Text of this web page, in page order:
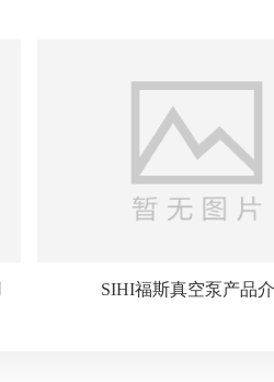
SIHI福斯真空泵产品